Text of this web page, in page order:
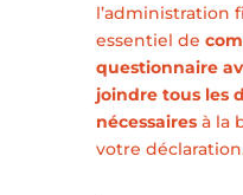
l’administration
essentiel de
questionnaire
joindre tous les
nécessairesà la
votre